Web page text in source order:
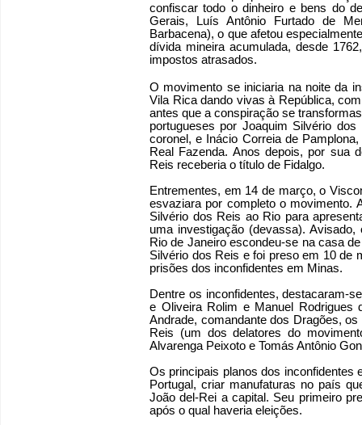
confiscar todo o dinheiro e bens do
Gerais, Luís Antônio Furtado de
Barbacena), o que afetou
dívida mineira acumulada, desde
impostos atrasados.
O movimento se iniciaria na noite da
Vila Rica dando vivas à República,
antes que a conspiração se
portugueses por Joaquim Silvério
coronel, e Inácio Correia de
Real Fazenda. Anos depois, por sua
Reis receberia o título de Fidalgo.
Entrementes, em 14 de março, o
esvaziara por completo o movimento.
Silvério dos Reis ao Rio para
uma investigação (devassa).
Rio de Janeiro escondeu-se na casa
Silvério dos Reis e foi preso em 10 de
prisões dos inconfidentes em Minas.
Dentre os inconfidentes, destacaram-
e Oliveira Rolim e Manuel Rodrigues
Andrade, comandante dos Dragões,
Reis (um dos delatores do
Alvarenga Peixoto e Tomás Antônio
Os principais planos dos inconfidentes
Portugal, criar manufaturas no país
João del-Rei a capital. Seu primeiro
após o qual haveria eleições.